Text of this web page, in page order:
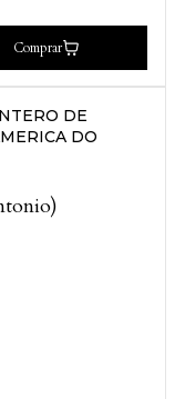
Comprar
DE
DO